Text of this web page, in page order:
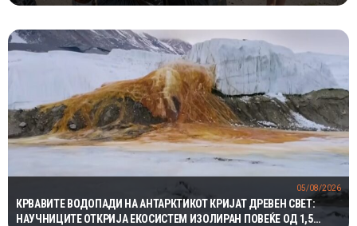
КРВАВИТЕ ВОДОПАДИ НА АНТАРКТИКОТ КРИЈАТ ДРЕВЕН СВЕТ:
НАУЧНИЦИТЕ ОТКРИЈА ЕКОСИСТЕМ ИЗОЛИРАН ПОВЕЌЕ ОД 1,5
05/08/2026